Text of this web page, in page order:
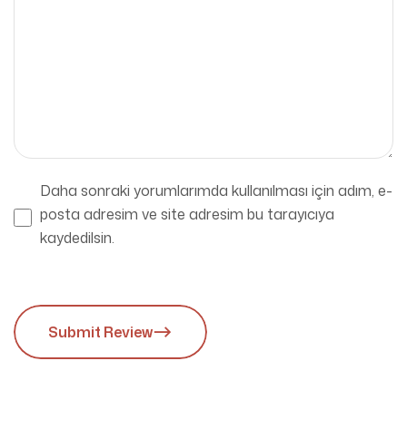
Daha sonraki yorumlarımda kullanılması için adım, e-
posta adresim ve site adresim bu tarayıcıya
kaydedilsin.
Submit Review